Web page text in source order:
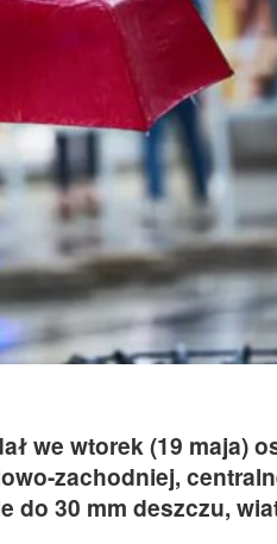
we wtorek (19 maja)
zachodniej,
30 mm deszczu,